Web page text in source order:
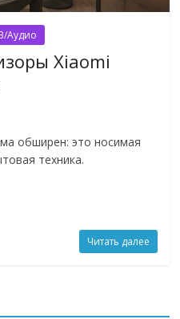
Аудио
Xiaomi
обширен: это носимая
техника.
Читать далее